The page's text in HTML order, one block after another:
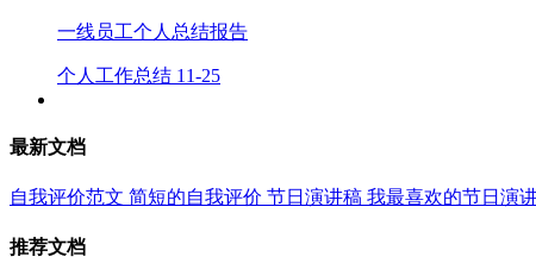
一线员工个人总结报告
个人工作总结 11-25
最新文档
自我评价范文 简短的自我评价 节日演讲稿 我最喜欢的节日演
推荐文档